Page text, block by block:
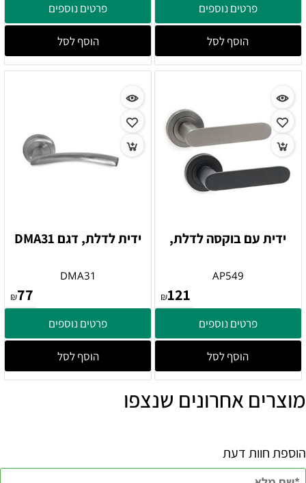
פרטים נוספים
הוסף לסל
פרטים נוספים
הוסף לסל
ידית עם בוקסה לדלת,
AP549
₪121
פרטים נוספים
הוסף לסל
ידית לדלת, דגם DMA31
DMA31
₪77
פרטים נוספים
הוסף לסל
מוצרים אחרונים שנצפו
הוספת חוות דעת